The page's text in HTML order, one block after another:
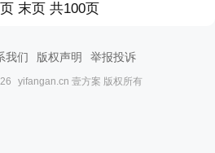
末页 共100页
我们 版权声明 举报投诉
yifangan.cn 壹方案 版权所有